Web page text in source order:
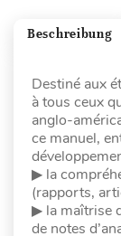
Beschreibung
Destiné aux
à tous ceux
anglo-
ce manuel,
▶ la
(rapports,
▶ la maîtrise
de notes